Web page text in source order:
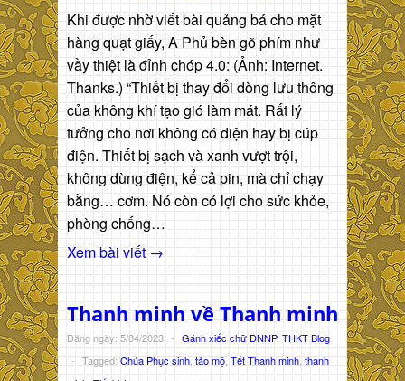
Khi được nhờ viết bài quảng bá cho mặt
hàng quạt giấy, A Phủ bèn gõ phím như
vầy thiệt là đỉnh chóp 4.0: (Ảnh: Internet.
Thanks.) “Thiết bị thay đổi dòng lưu thông
của không khí tạo gió làm mát. Rất lý
tưởng cho nơi không có điện hay bị cúp
điện. Thiết bị sạch và xanh vượt trội,
không dùng điện, kể cả pin, mà chỉ chạy
bằng… cơm. Nó còn có lợi cho sức khỏe,
phòng chống…
Xem bài viết →
Thanh minh về Thanh minh
Đăng ngày: 5/04/2023 - Gánh xiếc chữ DNNP, THKT Blog
- Tagged: Chúa Phục sinh tảo mộ Tết Thanh minh thanh